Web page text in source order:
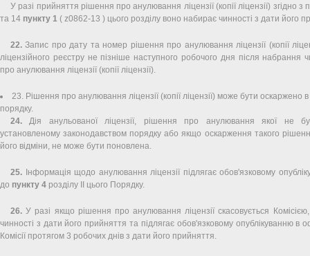
У разі прийняття рішення про анулювання ліцензії (копії ліцензії) згідно з
та 14 пункту 1 ( z0862-13 ) цього розділу воно набирає чинності з дати його
22. Запис про дату та номер рішення про анулювання ліцензії (копії
ліцензійного реєстру не пізніше наступного робочого дня після набрання
про анулювання ліцензії (копії ліцензії).
23. Рішення про анулювання ліцензії (копії ліцензії) може бути оскаржено
порядку.
24. Дія анульованої ліцензії, рішення про анулювання якої не
установленому законодавством порядку або якщо оскарження такого
його відміни, не може бути поновлена.
25. Інформація щодо анулювання ліцензії підлягає обов'язковому
до пункту 4 розділу ІІ цього Порядку.
26. У разі якщо рішення про анулювання ліцензії скасовується
чинності з дати його прийняття та підлягає обов'язковому опублікуванню в
Комісії протягом 3 робочих днів з дати його прийняття.